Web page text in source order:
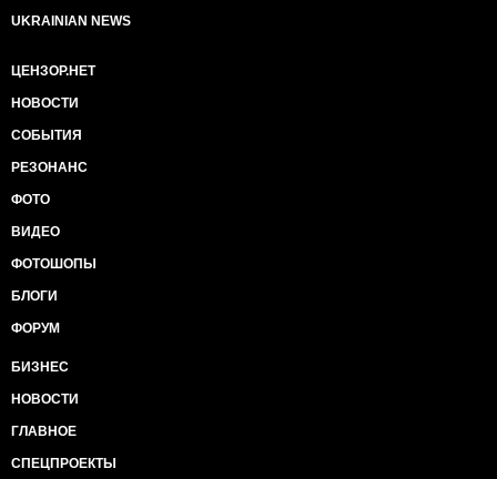
UKRAINIAN NEWS
ЦЕНЗОР.НЕТ
НОВОСТИ
СОБЫТИЯ
РЕЗОНАНС
ФОТО
ВИДЕО
ФОТОШОПЫ
БЛОГИ
ФОРУМ
БИЗНЕС
НОВОСТИ
ГЛАВНОЕ
СПЕЦПРОЕКТЫ